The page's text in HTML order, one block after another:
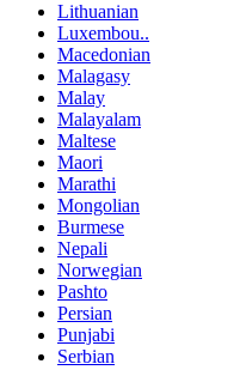
Lithuanian
Luxembou..
Macedonian
Malagasy
Malay
Malayalam
Maltese
Maori
Marathi
Mongolian
Burmese
Nepali
Norwegian
Pashto
Persian
Punjabi
Serbian